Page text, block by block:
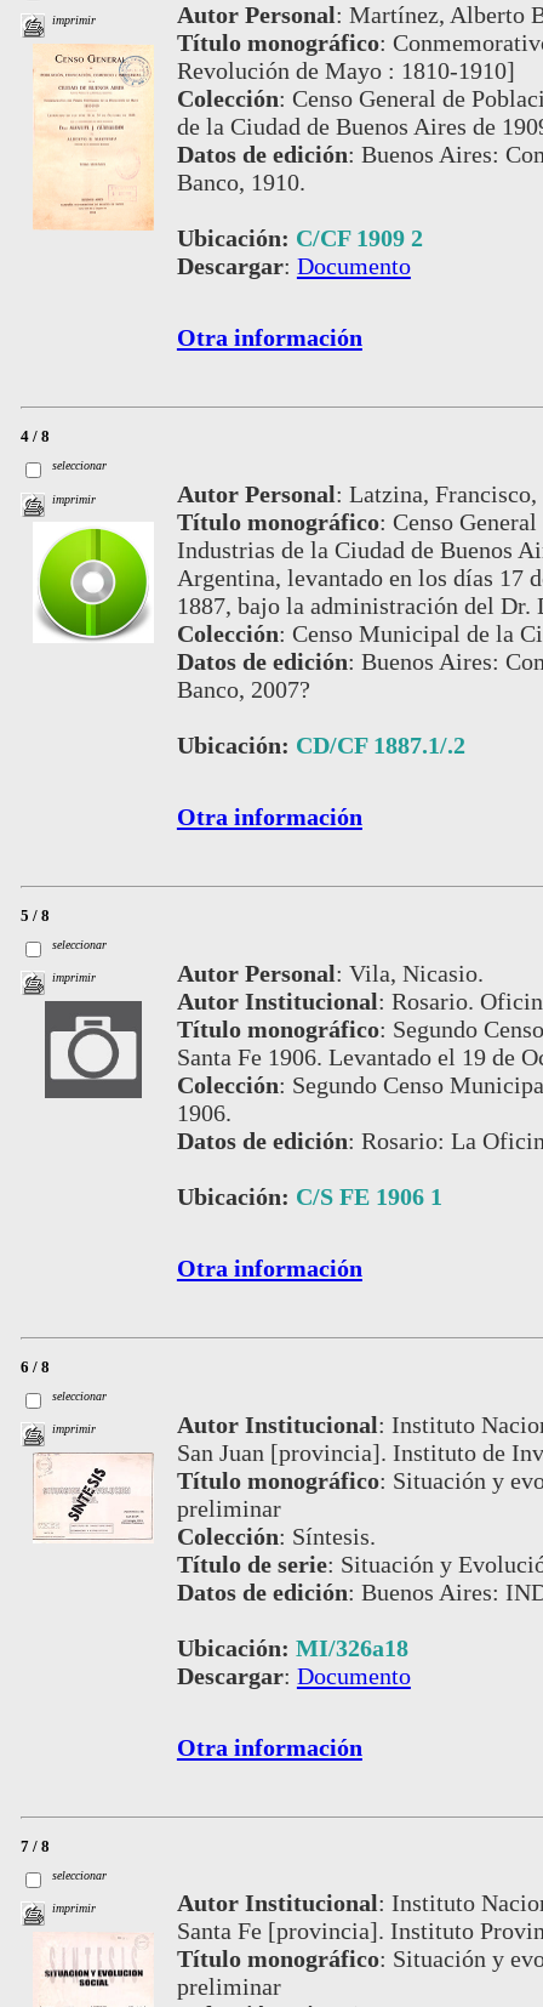
imprimir Autor Personal: Martínez, Alberto
Título monográfico:
Revolución de Mayo : 1810-1910]
Colección: Censo General de
de la Ciudad de Buenos Aires de
Datos de edición: Buenos Aires:
Banco, 1910.
Ubicación: C/CF 1909 2
Descargar: Documento
Otra información
4 / 8
seleccionar
imprimir Autor Personal: Latzina, Francisco,
Título monográfico: Censo
Industrias de la Ciudad de Buenos
Argentina, levantado en los días 17
1887, bajo la administración del Dr.
Colección: Censo Municipal de la
Datos de edición: Buenos Aires:
Banco, 2007?
Ubicación: CD/CF 1887.1/.2
Otra información
5 / 8
seleccionar
imprimir Autor Personal: Vila, Nicasio.
Autor Institucional: Rosario.
Título monográfico: Segundo
Santa Fe 1906. Levantado el 19 de
Colección: Segundo Censo
1906.
Datos de edición: Rosario: La
Ubicación: C/S FE 1906 1
Otra información
6 / 8
seleccionar
imprimir Autor Institucional: Instituto
San Juan [provincia]. Instituto de
Título monográfico: Situación y
preliminar
Colección: Síntesis.
Título de serie: Situación y
Datos de edición: Buenos Aires:
Ubicación: MI/326a18
Descargar: Documento
Otra información
7 / 8
seleccionar
imprimir Autor Institucional: Instituto
Santa Fe [provincia]. Instituto
Título monográfico: Situación y
preliminar